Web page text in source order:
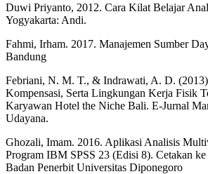
Duwi Priyanto, 2012. Cara Kilat Belajar
Yogyakarta: Andi.
Fahmi, Irham. 2017. Manajemen Sumber
Bandung
Febriani, N. M. T., & Indrawati, A. D.
Kompensasi, Serta Lingkungan Kerja Fisik
Karyawan Hotel the Niche Bali. E-Jurnal
Udayana.
Ghozali, Imam. 2016. Aplikasi Analisis
Program IBM SPSS 23 (Edisi 8). Cetakan
Badan Penerbit Universitas Diponegoro